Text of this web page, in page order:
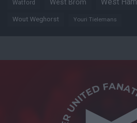
Watford West Brom
Wout Weghorst Youri Tielemans